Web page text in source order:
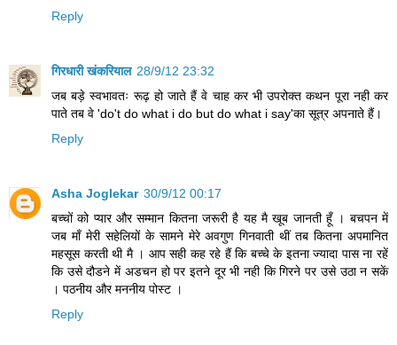
Reply
गिरधारी खंकरियाल 28/9/12 23:32
जब बड़े स्वभावतः रूढ़ हो जाते हैं वे चाह कर भी उपरोक्त कथन पूरा नही कर
पाते तब वे 'do't do what i do but do what i say'का सूत्र अपनाते हैं।
Reply
Asha Joglekar 30/9/12 00:17
बच्चों को प्यार और सम्मान कितना जरूरी है यह मै खूब जानती हूँ । बचपन में
जब माँ मेरी सहेलियों के सामने मेरे अवगुण गिनवाती थीं तब कितना अपमानित
महसूस करती थी मै । आप सही कह रहे हैं कि बच्चे के इतना ज्यादा पास ना रहें
कि उसे दौडने में अडचन हो पर इतने दूर भी नही कि गिरने पर उसे उठा न सकें
। पठनीय और मननीय पोस्ट ।
Reply